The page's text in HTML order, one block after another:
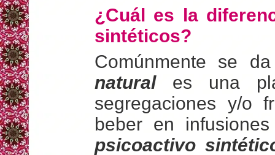
¿Cuál es la
sintéticos?
Comúnmente se
naturales una
segregaciones y/o
beber en
psicoactivo